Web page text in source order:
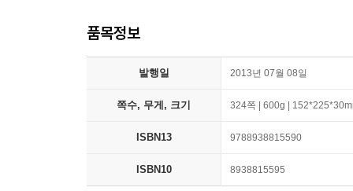
품목정보
발행일 2013년 07월 08일
쪽수, 무게, 크기 324쪽 | 600g |
ISBN13 9788938815590
ISBN10 8938815595